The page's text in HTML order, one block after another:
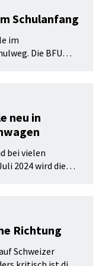
Schulanfang
im
Die BFU
neu in
bei vielen
2024 wird die
Richtung
Schweizer